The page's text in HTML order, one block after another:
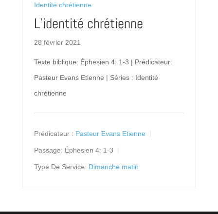
Identité chrétienne
L’identité chrétienne
28 février 2021
Texte biblique: Éphesien 4: 1-3 | Prédicateur:
Pasteur Evans Etienne | Séries : Identité
chrétienne
Prédicateur : Pasteur Evans Etienne
Passage: Éphesien 4: 1-3
Type De Service: Dimanche matin